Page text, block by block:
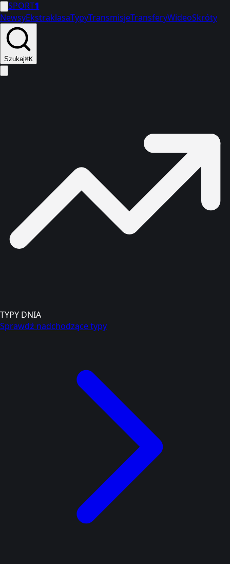
SPORT1
NewsyEkstraklasaTypyTransmisjeTransferyWideoSkróty
Szukaj⌘K
TYPY DNIA
Sprawdź nadchodzące typy